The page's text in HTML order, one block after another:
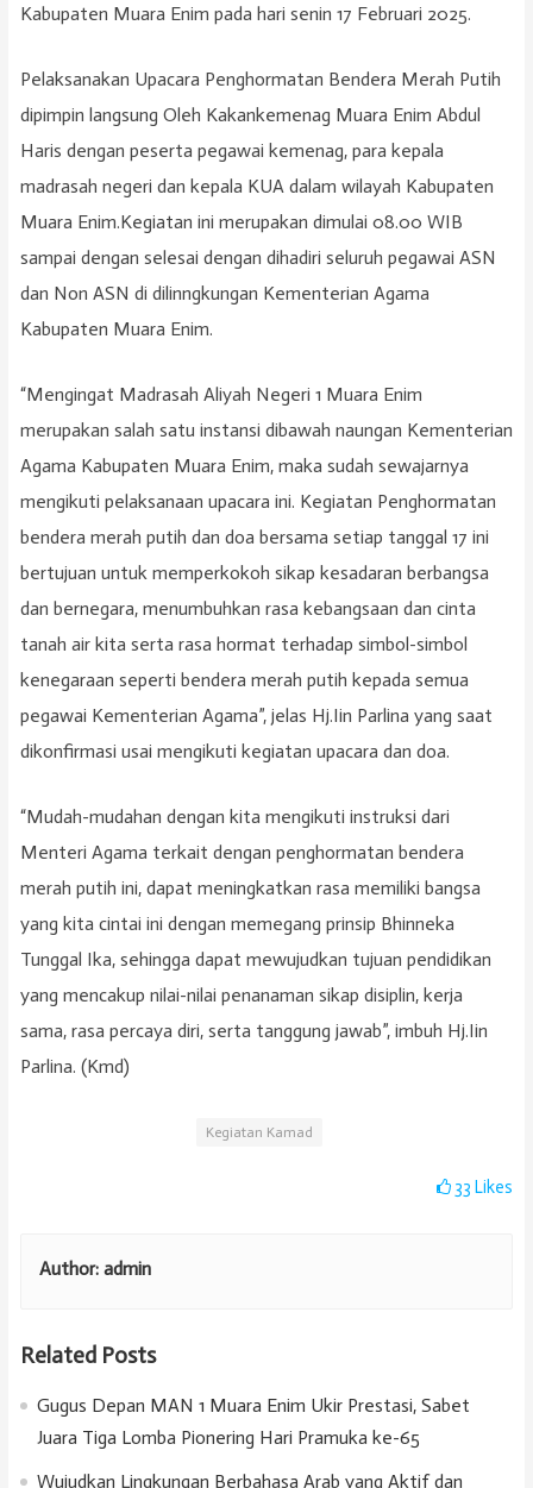
Kabupaten Muara Enim pada hari senin 17 Februari 2025.
Pelaksanakan Upacara Penghormatan Bendera Merah Putih
dipimpin langsung Oleh Kakankemenag Muara Enim Abdul
Haris dengan peserta pegawai kemenag, para kepala
madrasah negeri dan kepala KUA dalam wilayah Kabupaten
Muara Enim.Kegiatan ini merupakan dimulai 08.00 WIB
sampai dengan selesai dengan dihadiri seluruh pegawai ASN
dan Non ASN di dilinngkungan Kementerian Agama
Kabupaten Muara Enim.
“Mengingat Madrasah Aliyah Negeri 1 Muara Enim
merupakan salah satu instansi dibawah naungan Kementerian
Agama Kabupaten Muara Enim, maka sudah sewajarnya
mengikuti pelaksanaan upacara ini. Kegiatan Penghormatan
bendera merah putih dan doa bersama setiap tanggal 17 ini
bertujuan untuk memperkokoh sikap kesadaran berbangsa
dan bernegara, menumbuhkan rasa kebangsaan dan cinta
tanah air kita serta rasa hormat terhadap simbol-simbol
kenegaraan seperti bendera merah putih kepada semua
pegawai Kementerian Agama”, jelas Hj.Iin Parlina yang saat
dikonfirmasi usai mengikuti kegiatan upacara dan doa.
“Mudah-mudahan dengan kita mengikuti instruksi dari
Menteri Agama terkait dengan penghormatan bendera
merah putih ini, dapat meningkatkan rasa memiliki bangsa
yang kita cintai ini dengan memegang prinsip Bhinneka
Tunggal Ika, sehingga dapat mewujudkan tujuan pendidikan
yang mencakup nilai-nilai penanaman sikap disiplin, kerja
sama, rasa percaya diri, serta tanggung jawab”, imbuh Hj.Iin
Parlina. (Kmd)
Kegiatan Kamad
33Likes
Author: admin
Related Posts
Gugus Depan MAN 1 Muara Enim Ukir Prestasi, Sabet
Juara Tiga Lomba Pionering Hari Pramuka ke-65
Wujudkan Lingkungan Berbahasa Arab yang Aktif dan